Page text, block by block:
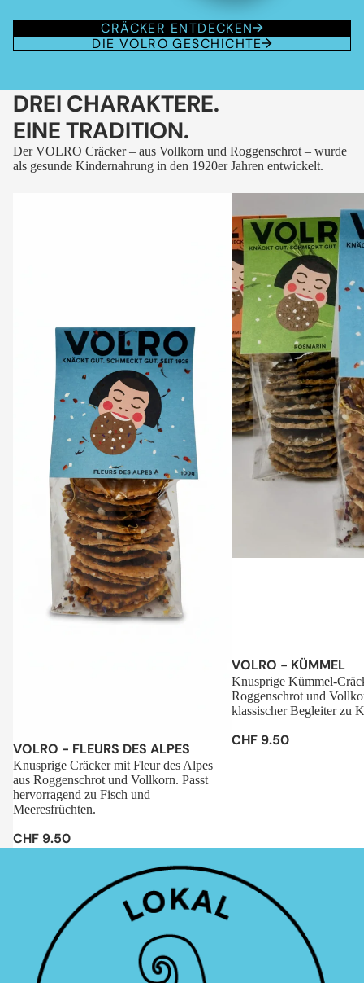
CRÄCKER ENTDECKEN
DIE VOLRO GESCHICHTE
DREI CHARAKTERE.
EINE TRADITION.
Der VOLRO Cräcker – aus Vollkorn und Roggenschrot – wurde
als gesunde Kindernahrung in den 1920er Jahren entwickelt.
Sale
VOLRO - FLEURS DES ALPES
Knusprige Cräcker mit Fleur des Alpes
aus Roggenschrot und Vollkorn. Passt
hervorragend zu Fisch und
Meeresfrüchten.
CHF 9.50
-
KÜMMEL
VOLRO - KÜMMEL
Knusprige Kümmel-
Roggenschrot und
klassischer Begleiter zu
CHF 9.50